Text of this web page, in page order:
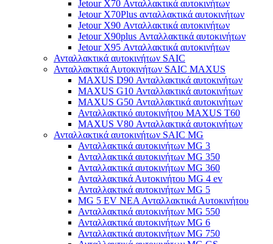
Jetour X70 Ανταλλακτικά αυτοκινήτων
Jetour X70Plus ανταλλακτικά αυτοκινήτων
Jetour X90 Ανταλλακτικά αυτοκινήτων
Jetour X90plus Ανταλλακτικά αυτοκινήτων
Jetour X95 Ανταλλακτικά αυτοκινήτων
Ανταλλακτικά αυτοκινήτων SAIC
Ανταλλακτικά Αυτοκινήτων SAIC MAXUS
MAXUS D90 Ανταλλακτικά αυτοκινήτων
MAXUS G10 Ανταλλακτικά αυτοκινήτων
MAXUS G50 Ανταλλακτικά αυτοκινήτων
Ανταλλακτικό αυτοκινήτου MAXUS T60
MAXUS V80 Ανταλλακτικά αυτοκινήτων
Ανταλλακτικά αυτοκινήτων SAIC MG
Ανταλλακτικά αυτοκινήτων MG 3
Ανταλλακτικά αυτοκινήτων MG 350
Ανταλλακτικά αυτοκινήτων MG 360
Ανταλλακτικά Αυτοκινήτου MG 4 ev
Ανταλλακτικά αυτοκινήτων MG 5
MG 5 EV ΝΕΑ Ανταλλακτικά Αυτοκινήτου
Ανταλλακτικά αυτοκινήτων MG 550
Ανταλλακτικά αυτοκινήτων MG 6
Ανταλλακτικά αυτοκινήτων MG 750